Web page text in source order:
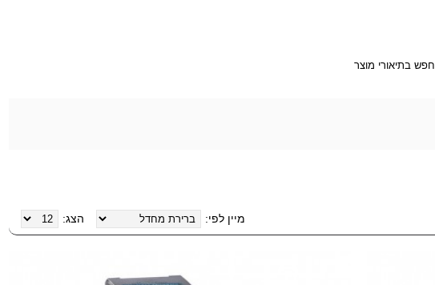
חפש בתיאורי מוצר
הצג: מיין לפי: